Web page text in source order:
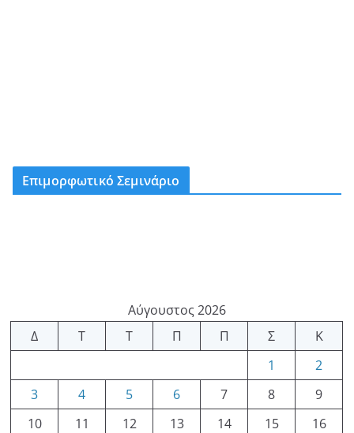
Επιμορφωτικό Σεμινάριο
Αύγουστος 2026
Δ
Τ Τ Π Π Σ
Κ
1
2
3
4 5 6 7 8
9
10
11 12 13 14 15
16